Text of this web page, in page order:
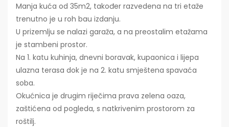
Manja kuća od 35m2, također razvedena na tri etaže
trenutno je u roh bau izdanju.
U prizemlju se nalazi garaža, a na preostalim etažama
je stambeni prostor.
Na 1. katu kuhinja, dnevni boravak, kupaonica i lijepa
ulazna terasa dok je na 2. katu smještena spavaća
soba.
Okućnica je drugim riječima prava zelena oaza,
zaštićena od pogleda, s natkrivenim prostorom za
roštilj.